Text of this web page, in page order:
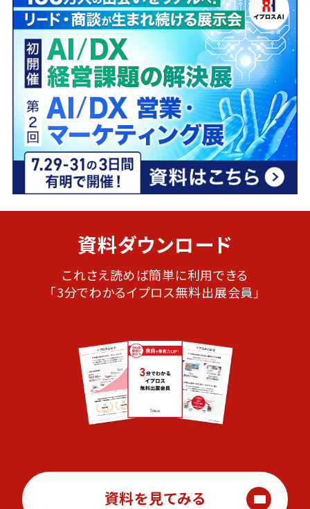
資料ダウンロード
これさえ読めば簡単に利用できる
「3分でわかるイプロス無料出展会員」
資料を見てみる